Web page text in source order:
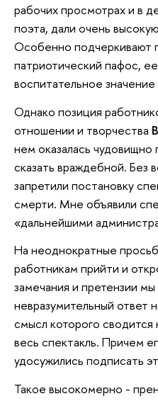
рабочих просмотрах и в
поэта, дали очень
Особенно подчеркивают
патриотический пафос,
воспитательное
Однако позиция
отношении и творчества
нем оказалась чудовищно
сказать враждебной. Без
запретили постановку
смерти. Мне объявили
«дальнейшими
На неоднократные
работникам прийти и
замечания и претензии
невразумительный ответ
смысл которого
весь спектакль. Причем
удосужились подписать
Такое высокомерно -